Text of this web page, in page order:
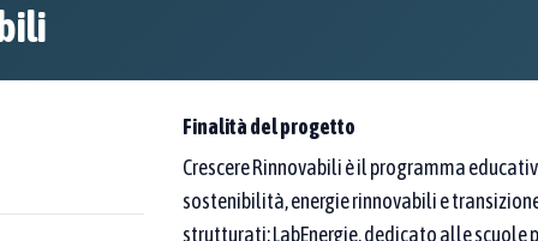
esperienze "dal basso".
Finalità del progetto
Crescere Rinnovabili è il programma
sostenibilità, energie rinnovabili e
strutturati: LabEnergie, dedicato alle